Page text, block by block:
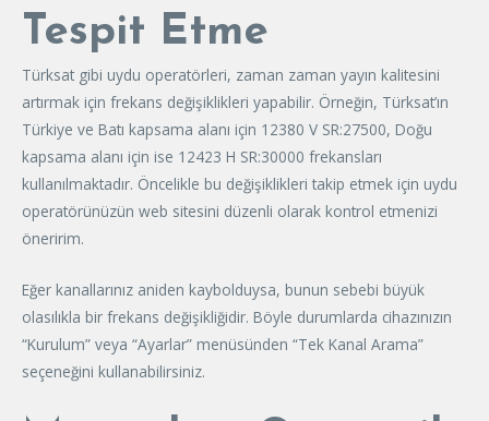
Tespit Etme
Türksat gibi uydu operatörleri, zaman zaman yayın kalitesini
artırmak için frekans değişiklikleri yapabilir. Örneğin, Türksat’ın
Türkiye ve Batı kapsama alanı için 12380 V SR:27500, Doğu
kapsama alanı için ise 12423 H SR:30000 frekansları
kullanılmaktadır. Öncelikle bu değişiklikleri takip etmek için uydu
operatörünüzün web sitesini düzenli olarak kontrol etmenizi
öneririm.
Eğer kanallarınız aniden kaybolduysa, bunun sebebi büyük
olasılıkla bir frekans değişikliğidir. Böyle durumlarda cihazınızın
“Kurulum” veya “Ayarlar” menüsünden “Tek Kanal Arama”
seçeneğini kullanabilirsiniz.